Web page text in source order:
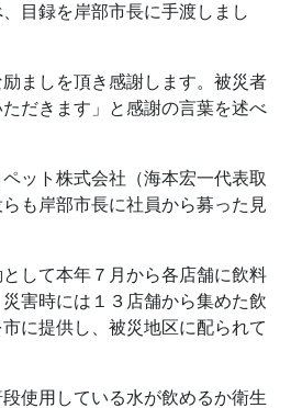
目録を岸部市長に手渡しまし
ましを頂き感謝します。被災者
だきます」と感謝の言葉を述べ
ット株式会社（海本宏一代表取
も岸部市長に社員から募った見
して本年７月から各店舗に飲料
害時には１３店舗から集めた飲
に提供し、被災地区に配られて
使用している水が飲めるか衛生